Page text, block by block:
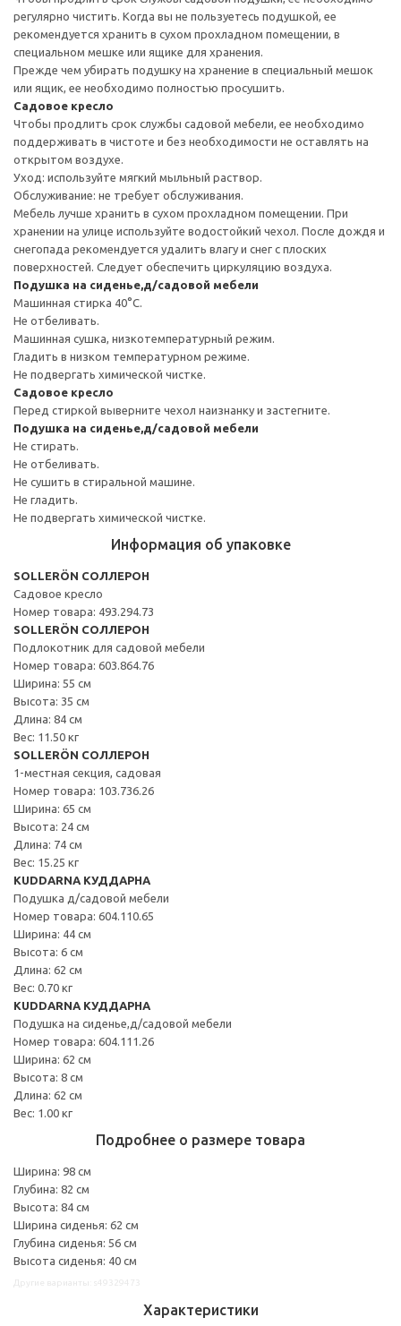
регулярно чистить. Когда вы не пользуетесь подушкой, ее
рекомендуется хранить в сухом прохладном помещении, в
специальном мешке или ящике для хранения.
Прежде чем убирать подушку на хранение в специальный мешок
или ящик, ее необходимо полностью просушить.
Садовое кресло
Чтобы продлить срок службы садовой мебели, ее необходимо
поддерживать в чистоте и без необходимости не оставлять на
открытом воздухе.
Уход: используйте мягкий мыльный раствор.
Обслуживание: не требует обслуживания.
Мебель лучше хранить в сухом прохладном помещении. При
хранении на улице используйте водостойкий чехол. После дождя и
снегопада рекомендуется удалить влагу и снег с плоских
поверхностей. Следует обеспечить циркуляцию воздуха.
Подушка на сиденье,д/садовой мебели
Машинная стирка 40°С.
Не отбеливать.
Машинная сушка, низкотемпературный режим.
Гладить в низком температурном режиме.
Не подвергать химической чистке.
Садовое кресло
Перед стиркой выверните чехол наизнанку и застегните.
Подушка на сиденье,д/садовой мебели
Не стирать.
Не отбеливать.
Не сушить в стиральной машине.
Не гладить.
Не подвергать химической чистке.
Информация об упаковке
SOLLERÖN СОЛЛЕРОН
Садовое кресло
Номер товара: 493.294.73
SOLLERÖN СОЛЛЕРОН
Подлокотник для садовой мебели
Номер товара: 603.864.76
Ширина: 55 см
Высота: 35 см
Длина: 84 см
Вес: 11.50 кг
SOLLERÖN СОЛЛЕРОН
1-местная секция, садовая
Номер товара: 103.736.26
Ширина: 65 см
Высота: 24 см
Длина: 74 см
Вес: 15.25 кг
KUDDARNA КУДДАРНА
Подушка д/садовой мебели
Номер товара: 604.110.65
Ширина: 44 см
Высота: 6 см
Длина: 62 см
Вес: 0.70 кг
KUDDARNA КУДДАРНА
Подушка на сиденье,д/садовой мебели
Номер товара: 604.111.26
Ширина: 62 см
Высота: 8 см
Длина: 62 см
Вес: 1.00 кг
Подробнее о размере товара
Ширина: 98 см
Глубина: 82 см
Высота: 84 см
Ширина сиденья: 62 см
Глубина сиденья: 56 см
Высота сиденья: 40 см
Характеристики